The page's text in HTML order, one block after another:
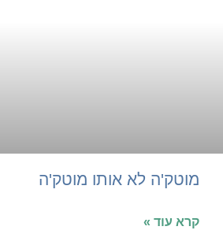
מוטק'ה לא אותו מוטק'ה
קרא עוד »